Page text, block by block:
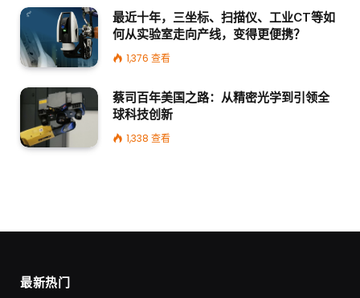
最近十年，三坐标、扫描仪、工业CT等如
何从实验室走向产线，变得更便携？
1,376 查看
蔡司百年美国之路：从精密光学到引领全
球科技创新
1,338 查看
最新热门